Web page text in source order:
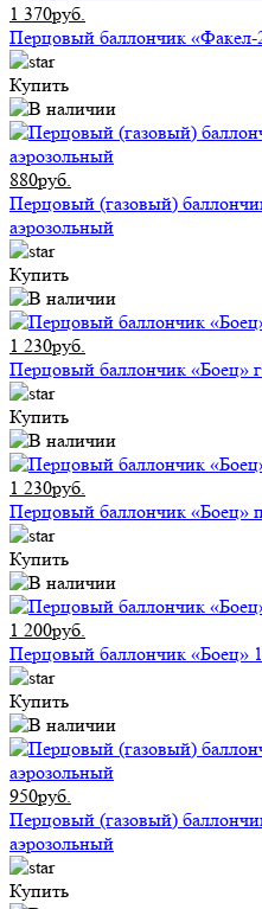
1 370руб.
Перцовый баллончик «Факел-
Купить
880руб.
Перцовый (газовый)
аэрозольный
Купить
1 230руб.
Перцовый баллончик «Боец»
Купить
1 230руб.
Перцовый баллончик «Боец»
Купить
1 200руб.
Перцовый баллончик «Боец»
Купить
950руб.
Перцовый (газовый)
аэрозольный
Купить